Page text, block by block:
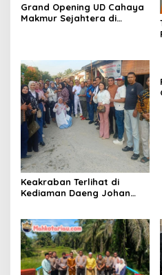
Grand Opening UD Cahaya
Makmur Sejahtera di
Keakraban Terlihat di
Kediaman Daeng Johan
Dalam Rangka Acara Rutin
Grup Info Lalu Lintas
sekaligus Doa Syukuran
Menempati Rumah.